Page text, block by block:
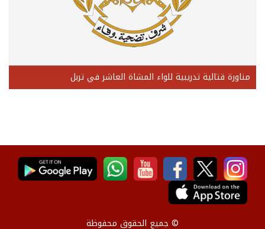
مناورة قتالية تدريبية للواء المشاة العاشر في تربل
© جميع الحقوق محفوظة